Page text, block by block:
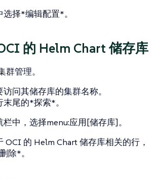
择*编辑配置*。
的 Helm Chart 储存库
群管理。
问其储存库的集群名称。
尾的*探索*。
中，选择menu:应用[储存库]。
OCI 的 Helm Chart 储存库相关的行，
除*。